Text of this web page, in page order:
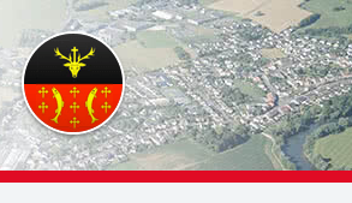
contenu
principal